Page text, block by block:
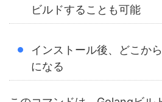
ビルドすることも可能
インストール後、どこか
になる